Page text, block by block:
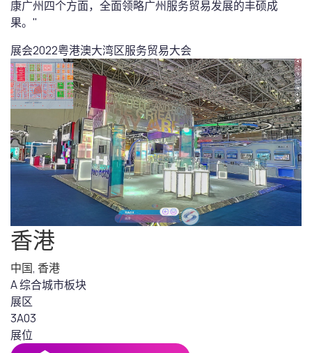
康广州四个方面，全面领略广州服务贸易发展的丰硕成
果。"
展会2022粤港澳大湾区服务贸易大会
香港
中国, 香港
A 综合城市板块
展区
3A03
展位